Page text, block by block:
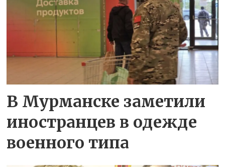
В Мурманске заметили
иностранцев в одежде
военного типа